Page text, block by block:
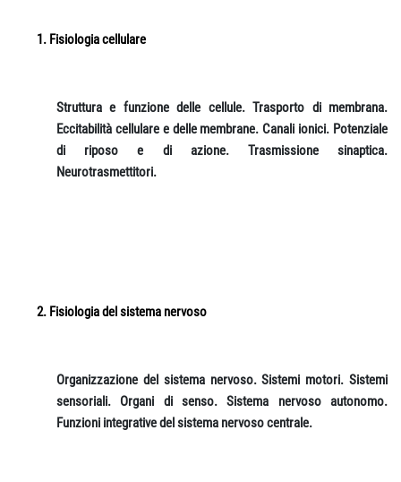
Fisiologia cellulare
Struttura e funzione delle cellule. Trasporto di membrana.
Eccitabilità cellulare e delle membrane. Canali ionici. Potenziale
di riposo e di azione. Trasmissione sinaptica.
Neurotrasmettitori.
Fisiologia del sistema nervoso
Organizzazione del sistema nervoso. Sistemi motori. Sistemi
sensoriali. Organi di senso. Sistema nervoso autonomo.
Funzioni integrative del sistema nervoso centrale.